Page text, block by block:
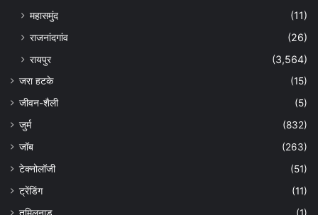
महासमुंद
(11)
राजनांदगांव
(26)
रायपुर
(3,564)
जरा हटके
(15)
जीवन-शैली
(5)
जुर्म
(832)
जॉब
(263)
टेक्नोलॉजी
(51)
ट्रेंडिंग
(11)